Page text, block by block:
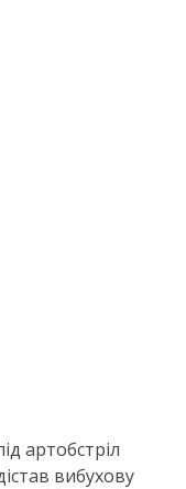
артобстріл
вибухову